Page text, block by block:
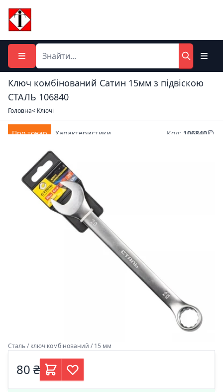
Ключ комбiнований Сатин 15мм з підвіскою
СТАЛЬ 106840
Головна< Ключі
Про товар Характеристики Код: 106840
Сталь / ключ комбінований / 15 мм
80 ₴